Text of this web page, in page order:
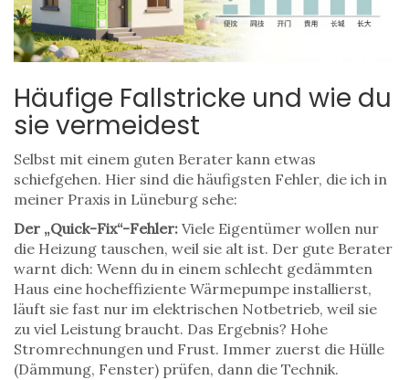
Häufige Fallstricke und wie du
sie vermeidest
Selbst mit einem guten Berater kann etwas
schiefgehen. Hier sind die häufigsten Fehler, die ich in
meiner Praxis in Lüneburg sehe:
Der „Quick-Fix“-Fehler: Viele Eigentümer wollen nur
die Heizung tauschen, weil sie alt ist. Der gute Berater
warnt dich: Wenn du in einem schlecht gedämmten
Haus eine hocheffiziente Wärmepumpe installierst,
läuft sie fast nur im elektrischen Notbetrieb, weil sie
zu viel Leistung braucht. Das Ergebnis? Hohe
Stromrechnungen und Frust. Immer zuerst die Hülle
(Dämmung, Fenster) prüfen, dann die Technik.